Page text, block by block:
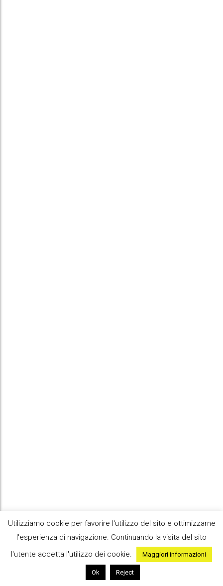
SEARCH
cx store
Utilizziamo cookie per favorire l'utilizzo del sito e ottimizzarne
l'esperienza di navigazione. Continuando la visita del sito
l'utente accetta l'utilizzo dei cookie.
Maggiori informazioni
Ok Reject